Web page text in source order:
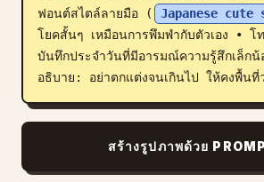
ฟอนต์สไตล์ลายมือ (
Japanese cute
โยคสั้นๆ เหมือนการพึมพำกับตัวเอง • โ
บันทึกประจำวันที่มีอารมณ์ความรู้สึกเล็กน้
อธิบาย: อย่าตกแต่งจนเกินไป ให้คงพื้นที่
สร้างรูปภาพด้วย